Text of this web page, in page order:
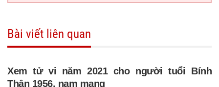
Bài viết liên quan
Xem tử vi năm 2021 cho người tuổi Bính
Thân 1956, nam mạng